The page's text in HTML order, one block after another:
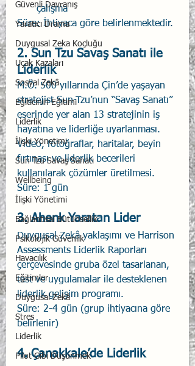
Güvenli Davranış
Yaratıcı Drama
Duygusal Zeka Koçluğu
Uçak Kazaları
Sosyal Zekâ
Eğiticinin Eğitimi
Liderlik
İlişki Yönetimi
Sun Tzu Savaş Sanatı
Wellbeing
İlişki Yönetimi
Bağlantısal Bütünsellik
Psikolojik Güvenlik
Havacılık
Eğitimler
Duygusal Zekâ
Stres
Liderlik
Pilot Gibi Düşünmek
çalışma
Süre: İhtiyaca göre belirlenmektedir.
2. Sun Tzu Savaş Sanatı ile
Liderlik
M.Ö. 500 yıllarında Çin’de yaşayan
stratejist Sun-Tzu’nun “Savaş Sanatı”
eserinde yer alan 13 stratejinin iş
hayatına ve liderliğe uyarlanması.
Video, fotoğraflar, haritalar, beyin
fırtınası ve liderlik becerileri
kullanılarak çözümler üretilmesi.
Süre: 1 gün
3. Ahenk Yaratan Lider
Duygusal Zekâ yaklaşımı ve Harrison
Assessments Liderlik Raporları
çerçevesinde gruba özel tasarlanan,
test ve uygulamalar ile desteklenen
liderlik gelişim programı.
Süre: 2-4 gün (grup ihtiyacına göre
belirlenir)
4. Çanakkale’de Liderlik